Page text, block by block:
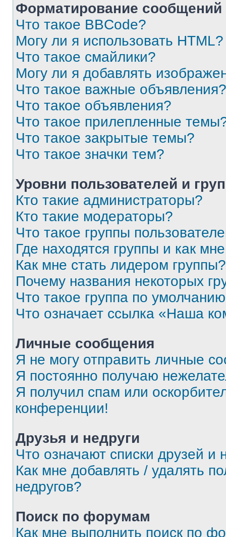
Форматирование
Что такое BBCode?
Могу ли я использовать HTML?
Что такое смайлики?
Могу ли я добавлять
Что такое важные объявления?
Что такое объявления?
Что такое прилепленные
Что такое закрытые темы?
Что такое значки тем?
Уровни пользователей и
Кто такие администраторы?
Кто такие модераторы?
Что такое группы
Где находятся группы и как
Как мне стать лидером группы?
Почему названия некоторых
Что такое группа по
Что означает ссылка «Наша
Личные сообщения
Я не могу отправить личные
Я постоянно получаю
Я получил спам или
конференции!
Друзья и недруги
Что означают списки друзей и
Как мне добавлять / удалять
недругов?
Поиск по форумам
Как мне выполнить поиск по